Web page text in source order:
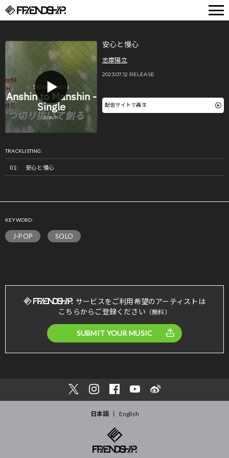
安心と慢心
志摩陽立
2023.07.12 RELEASE
配信サイトで再生
TRACKLISTING:
安心と慢心
KEYWORD:
J-POP SOLO
サービスをご利用希望のアーティストは
こちらからご登録ください （無料）
SUBMIT YOUR MUSIC
日本語 English